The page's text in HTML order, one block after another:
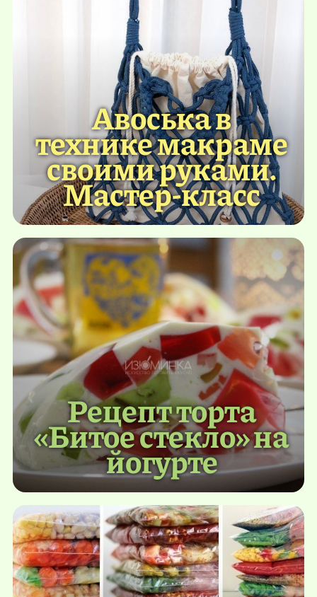
Авоська в
технике макраме
своими руками.
Мастер-класс
Рецепт торта
«Битое стекло» на
йогурте